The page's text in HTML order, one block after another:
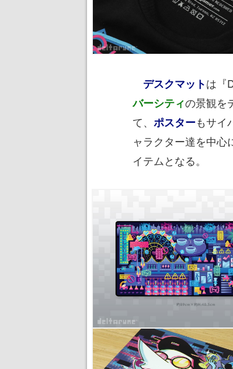
デスクマットは『
バーシティの景観を
て、 ポスターもサイ
ャラクター達を中心
イテムとなる。